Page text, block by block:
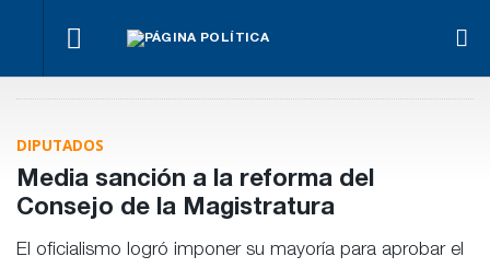
caídas las
internas
para
diciembre
Juicio
las
interno
nueva
conducción
socialista
oficialismo
DIPUTADOS
Media sanción a la reforma del
Consejo de la Magistratura
El oficialismo logró imponer su mayoría para aprobar el